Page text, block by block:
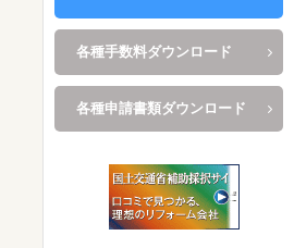
各種手数料ダウンロード
各種申請書類ダウンロード